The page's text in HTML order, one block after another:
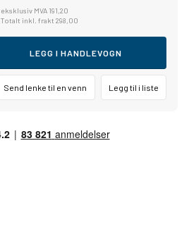
eksklusiv MVA 191,20
Totalt inkl. frakt 298,00
LEGG I HANDLEVOGN
Send lenke til en venn Legg til i liste